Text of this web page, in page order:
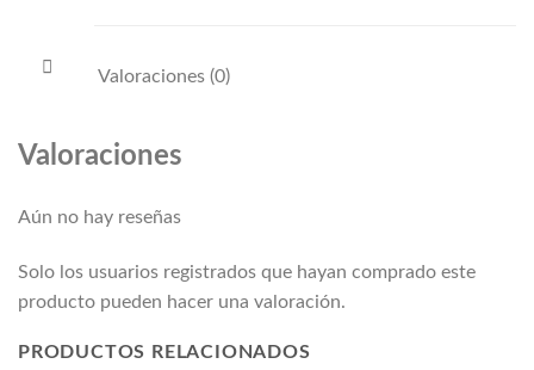
Valoraciones (0)
Valoraciones
Aún no hay reseñas
Solo los usuarios registrados que hayan comprado este
producto pueden hacer una valoración.
PRODUCTOS RELACIONADOS